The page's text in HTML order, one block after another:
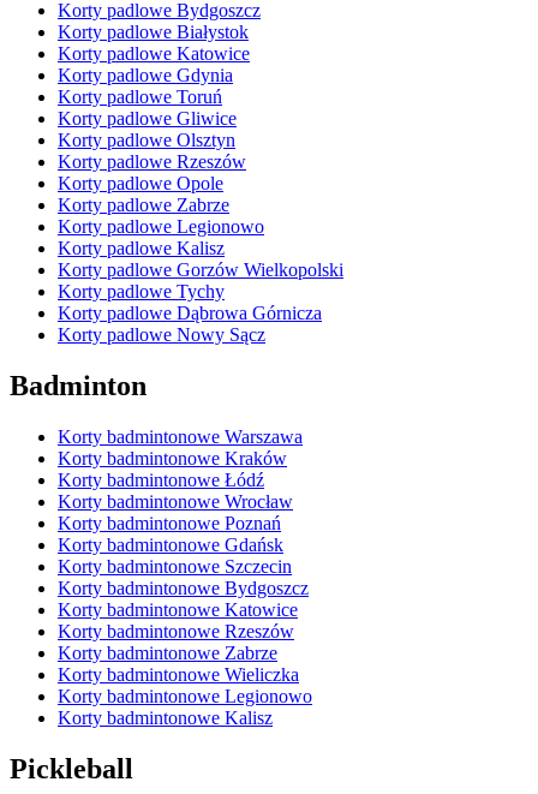
Korty padlowe Bydgoszcz
Korty padlowe Białystok
Korty padlowe Katowice
Korty padlowe Gdynia
Korty padlowe Toruń
Korty padlowe Gliwice
Korty padlowe Olsztyn
Korty padlowe Rzeszów
Korty padlowe Opole
Korty padlowe Zabrze
Korty padlowe Legionowo
Korty padlowe Kalisz
Korty padlowe Gorzów Wielkopolski
Korty padlowe Tychy
Korty padlowe Dąbrowa Górnicza
Korty padlowe Nowy Sącz
Badminton
Korty badmintonowe Warszawa
Korty badmintonowe Kraków
Korty badmintonowe Łódź
Korty badmintonowe Wrocław
Korty badmintonowe Poznań
Korty badmintonowe Gdańsk
Korty badmintonowe Szczecin
Korty badmintonowe Bydgoszcz
Korty badmintonowe Katowice
Korty badmintonowe Rzeszów
Korty badmintonowe Zabrze
Korty badmintonowe Wieliczka
Korty badmintonowe Legionowo
Korty badmintonowe Kalisz
Pickleball